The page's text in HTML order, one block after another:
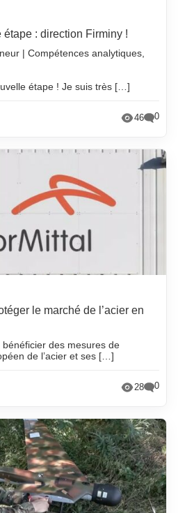
: direction Firminy !
| Compétences analytiques,
étape ! Je suis très […]
46 0
le marché de l’acier en
des mesures de
de l’acier et ses […]
28 0